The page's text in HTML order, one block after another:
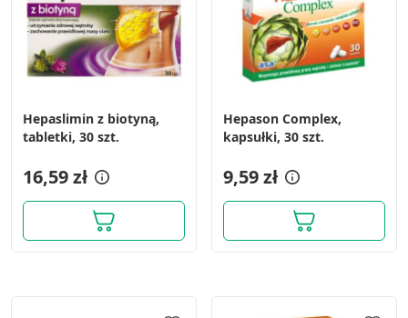
Hepaslimin z biotyną,
tabletki, 30 szt.
16,59 zł
Hepason Complex,
kapsułki, 30 szt.
9,59 zł